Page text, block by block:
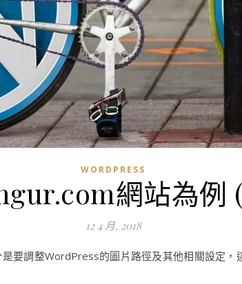
WORDPRESS
網站為例
12 4 月, 2018
要調整WordPress的圖片路徑及其他相關設定